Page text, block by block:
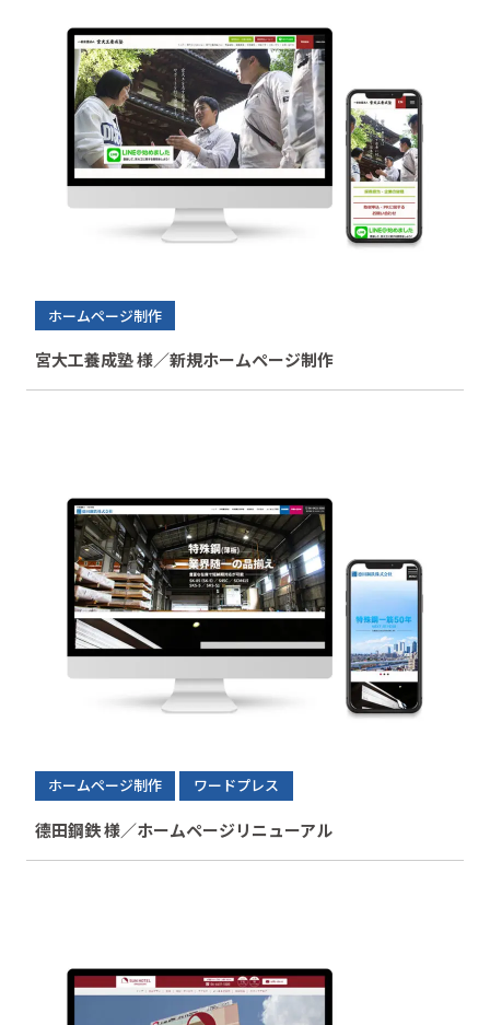
ホームページ制作
宮大工養成塾 様／新規ホームページ制作
ホームページ制作 ワードプレス
德田鋼鉄 様／ホームページリニューアル